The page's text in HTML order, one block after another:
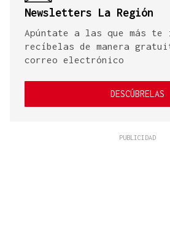
Newsletters La Región
Apúntate a las que más te
recíbelas de manera
correo electrónico
DESCÚBRELAS